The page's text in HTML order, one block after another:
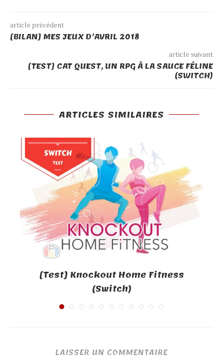
article précédent
[BILAN] MES JEUX D’AVRIL 2018
article suivant
[TEST] CAT QUEST, UN RPG À LA SAUCE FÉLINE
(SWITCH)
ARTICLES SIMILAIRES
[Test] Knockout Home Fitness
(Switch)
LAISSER UN COMMENTAIRE